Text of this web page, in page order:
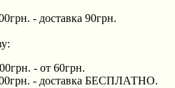
- доставка 90грн.
- от 60грн.
- доставка БЕСПЛАТНО.